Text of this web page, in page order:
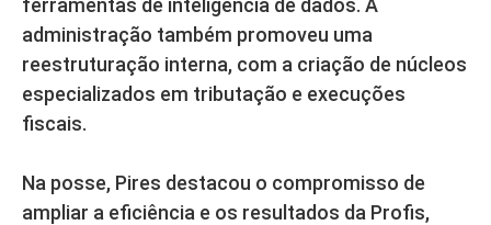
administração também promoveu uma
reestruturação interna, com a criação de núcleos
especializados em tributação e execuções
fiscais.
Na posse, Pires destacou o compromisso de
ampliar a eficiência e os resultados da Profis,